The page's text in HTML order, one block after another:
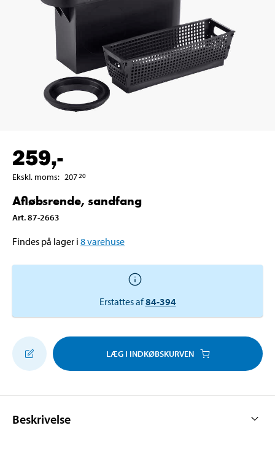
259,-
Ekskl. moms: 20720
Afløbsrende, sandfang
Art.87-2663
Findes på lager i 8varehuse
Erstattes af84-394
LÆG I INDKØBSKURVEN
Beskrivelse